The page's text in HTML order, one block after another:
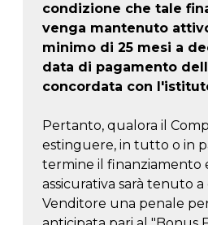
condizione che tale
venga mantenuto
minimo di 25 mesi a
data di pagamento
concordata con
Pertanto, qualora il
estinguere, in tutto o in
termine il finanziamento
assicurativa sarà tenuto
Venditore una penale